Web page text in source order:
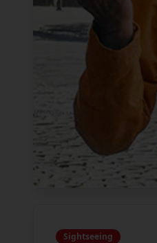
Sightseeing